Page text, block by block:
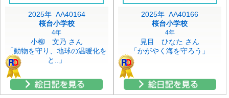
2025年 AA40164
桜台小学校
4年
小柳 文乃 さん
「動物を守り、地球の温暖化を
と..」
2025年 AA40166
桜台小学校
4年
見目 ひなた さん
「かがやく海を守ろう」